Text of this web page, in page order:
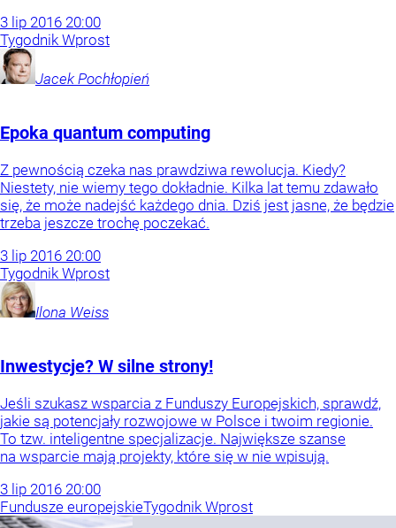
3 lip 2016 20:00
Tygodnik Wprost
Jacek Pochłopień
Epoka quantum computing
Z pewnością czeka nas prawdziwa rewolucja. Kiedy?
Niestety, nie wiemy tego dokładnie. Kilka lat temu zdawało
się, że może nadejść każdego dnia. Dziś jest jasne, że będzie
trzeba jeszcze trochę poczekać.
3 lip 2016 20:00
Tygodnik Wprost
Ilona Weiss
Inwestycje? W silne strony!
Jeśli szukasz wsparcia z Funduszy Europejskich, sprawdź,
jakie są potencjały rozwojowe w Polsce i twoim regionie.
To tzw. inteligentne specjalizacje. Największe szanse
na wsparcie mają projekty, które się w nie wpisują.
3 lip 2016 20:00
Fundusze europejskieTygodnik Wprost